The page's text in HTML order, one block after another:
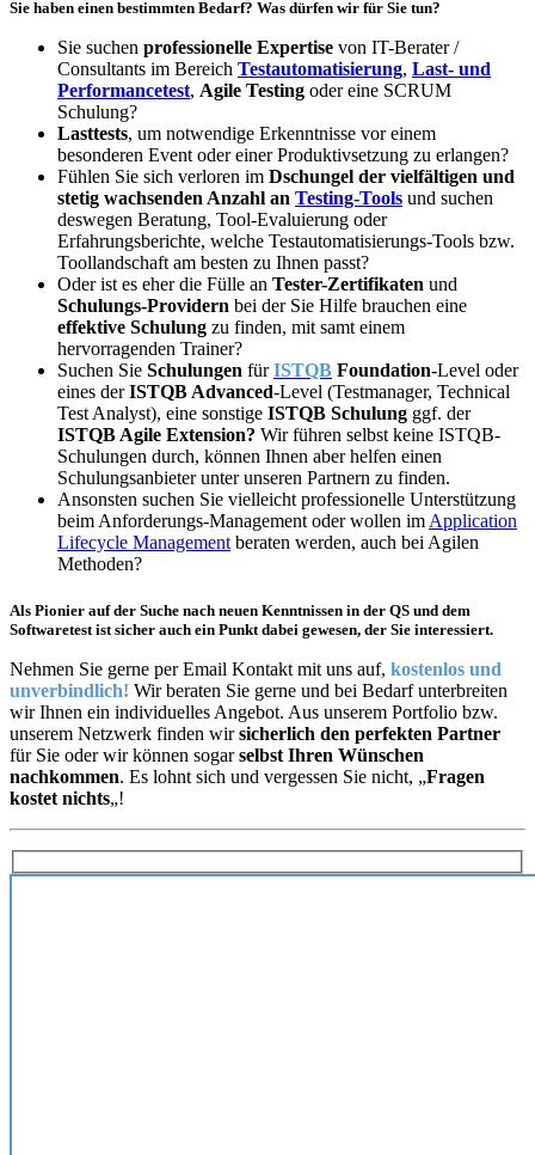
Sie haben einen bestimmten Bedarf? Was dürfen wir für Sie tun?
Sie suchen professionelle Expertise von IT-Berater /
Consultants im Bereich Testautomatisierung, Last- und
Performancetest, Agile Testing oder eine SCRUM
Schulung?
Lasttests, um notwendige Erkenntnisse vor einem
besonderen Event oder einer Produktivsetzung zu erlangen?
Fühlen Sie sich verloren im Dschungel der vielfältigen und
stetig wachsenden Anzahl an Testing-Tools und suchen
deswegen Beratung, Tool-Evaluierung oder
Erfahrungsberichte, welche Testautomatisierungs-Tools bzw.
Toollandschaft am besten zu Ihnen passt?
Oder ist es eher die Fülle an Tester-Zertifikaten und
Schulungs-Providern bei der Sie Hilfe brauchen eine
effektive Schulung zu finden, mit samt einem
hervorragenden Trainer?
Suchen Sie Schulungen fürISTQB Foundation-Level oder
eines derISTQB Advanced-Level (Testmanager, Technical
Test Analyst), eine sonstige ISTQB Schulung ggf. der
ISTQB Agile Extension? Wir führen selbst keine ISTQB-
Schulungen durch, können Ihnen aber helfen einen
Schulungsanbieter unter unseren Partnern zu finden.
Ansonsten suchen Sie vielleicht professionelle Unterstützung
beim Anforderungs-Management oder wollen im Application
Lifecycle Management beraten werden, auch bei Agilen
Methoden?
Als Pionier auf der Suche nach neuen Kenntnissen in der QS und dem
Softwaretest ist sicher auch ein Punkt dabei gewesen, der Sie interessiert.
Nehmen Sie gerne per Email Kontakt mit uns auf, kostenlos und
unverbindlich! Wir beraten Sie gerne und bei Bedarf unterbreiten
wir Ihnen ein individuelles Angebot. Aus unserem Portfolio bzw.
unserem Netzwerk finden wirsicherlich den perfekten Partner
für Sie oder wir können sogarselbst Ihren Wünschen
nachkommen. Es lohnt sich und vergessen Sie nicht, „Fragen
kostet nichts„!